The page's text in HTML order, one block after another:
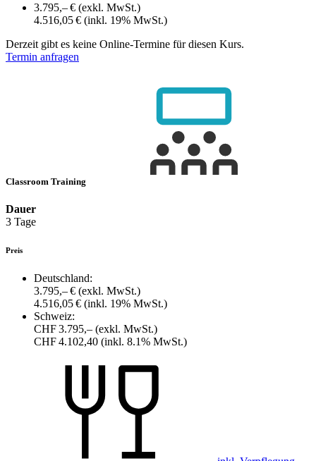
3.795,– € (exkl. MwSt.)
4.516,05 € (inkl. 19% MwSt.)
Derzeit gibt es keine Online-Termine für diesen Kurs.
Termin anfragen
Classroom Training
Dauer
3 Tage
Preis
Deutschland:
3.795,– € (exkl. MwSt.)
4.516,05 € (inkl. 19% MwSt.)
Schweiz:
CHF 3.795,– (exkl. MwSt.)
CHF 4.102,40 (inkl. 8.1% MwSt.)